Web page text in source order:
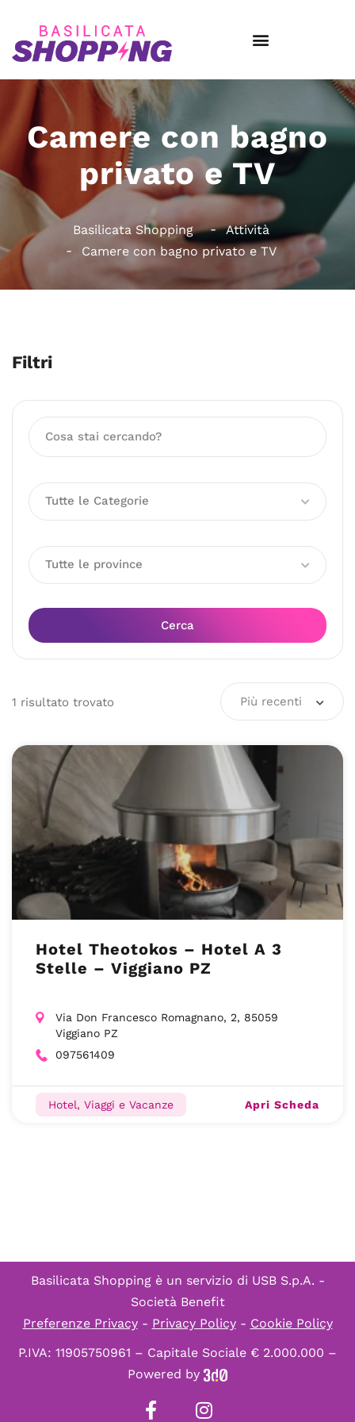
Camere con bagno
privato e TV
Basilicata Shopping
Attività
Camere con bagno privato e TV
Filtri
Tutte le Categorie
Tutte le province
Cerca
1 risultato trovato Più recenti
Hotel Theotokos – Hotel A 3
Stelle – Viggiano PZ
Via Don Francesco Romagnano, 2, 85059
Viggiano PZ
097561409
Hotel, Viaggi e Vacanze Apri Scheda
Basilicata Shopping è un servizio di USB S.p.A. -
Società Benefit
Preferenze Privacy- Privacy Policy- Cookie Policy
P.IVA: 11905750961 – Capitale Sociale € 2.000.000 –
Powered by